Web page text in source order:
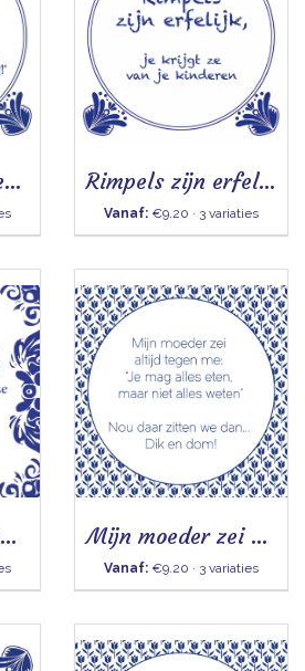
Papa van wie heb ik mijn intelligentie - Tegel Rimpels zijn erfelijk
Vanaf: €9.20 · 3 variaties
Soms hoor ik mensen dingen zeggen Mijn moeder zei altijd tegen mij
Vanaf: €9.20 · 3 variaties